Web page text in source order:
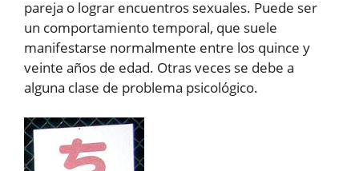
pareja o lograr encuentros sexuales. Puede ser
un comportamiento temporal, que suele
manifestarse normalmente entre los quince y
veinte años de edad. Otras veces se debe a
alguna clase de problema psicológico.